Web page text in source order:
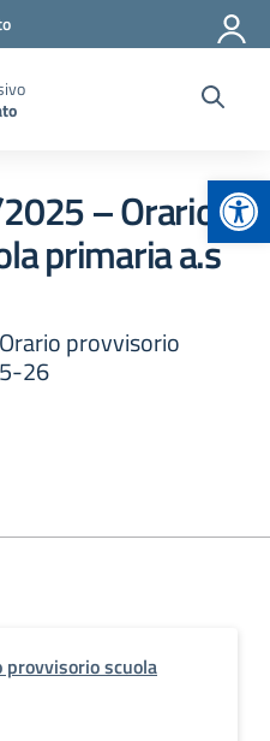
– Orario
primaria a.s
provvisorio
26
scuola